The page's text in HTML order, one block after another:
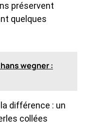
préservent
quelques
wegner :
différence : un
collées